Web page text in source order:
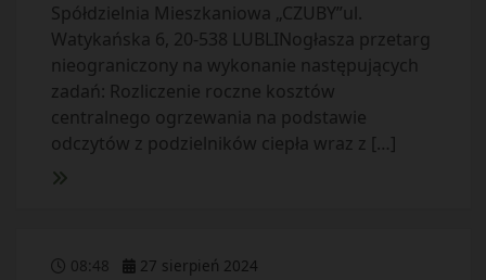
Spółdzielnia Mieszkaniowa „CZUBY”ul.
Watykańska 6, 20-538 LUBLINogłasza przetarg
nieograniczony na wykonanie następujących
zadań: Rozliczenie roczne kosztów
centralnego ogrzewania na podstawie
odczytów z podzielników ciepła wraz z […]
08 48 27 sierpień 2024